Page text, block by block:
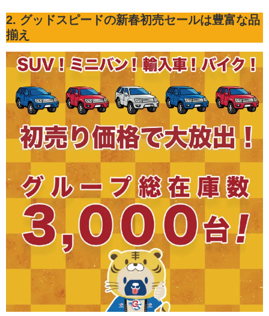
2. グッドスピードの新春初売セールは豊富な品
揃え